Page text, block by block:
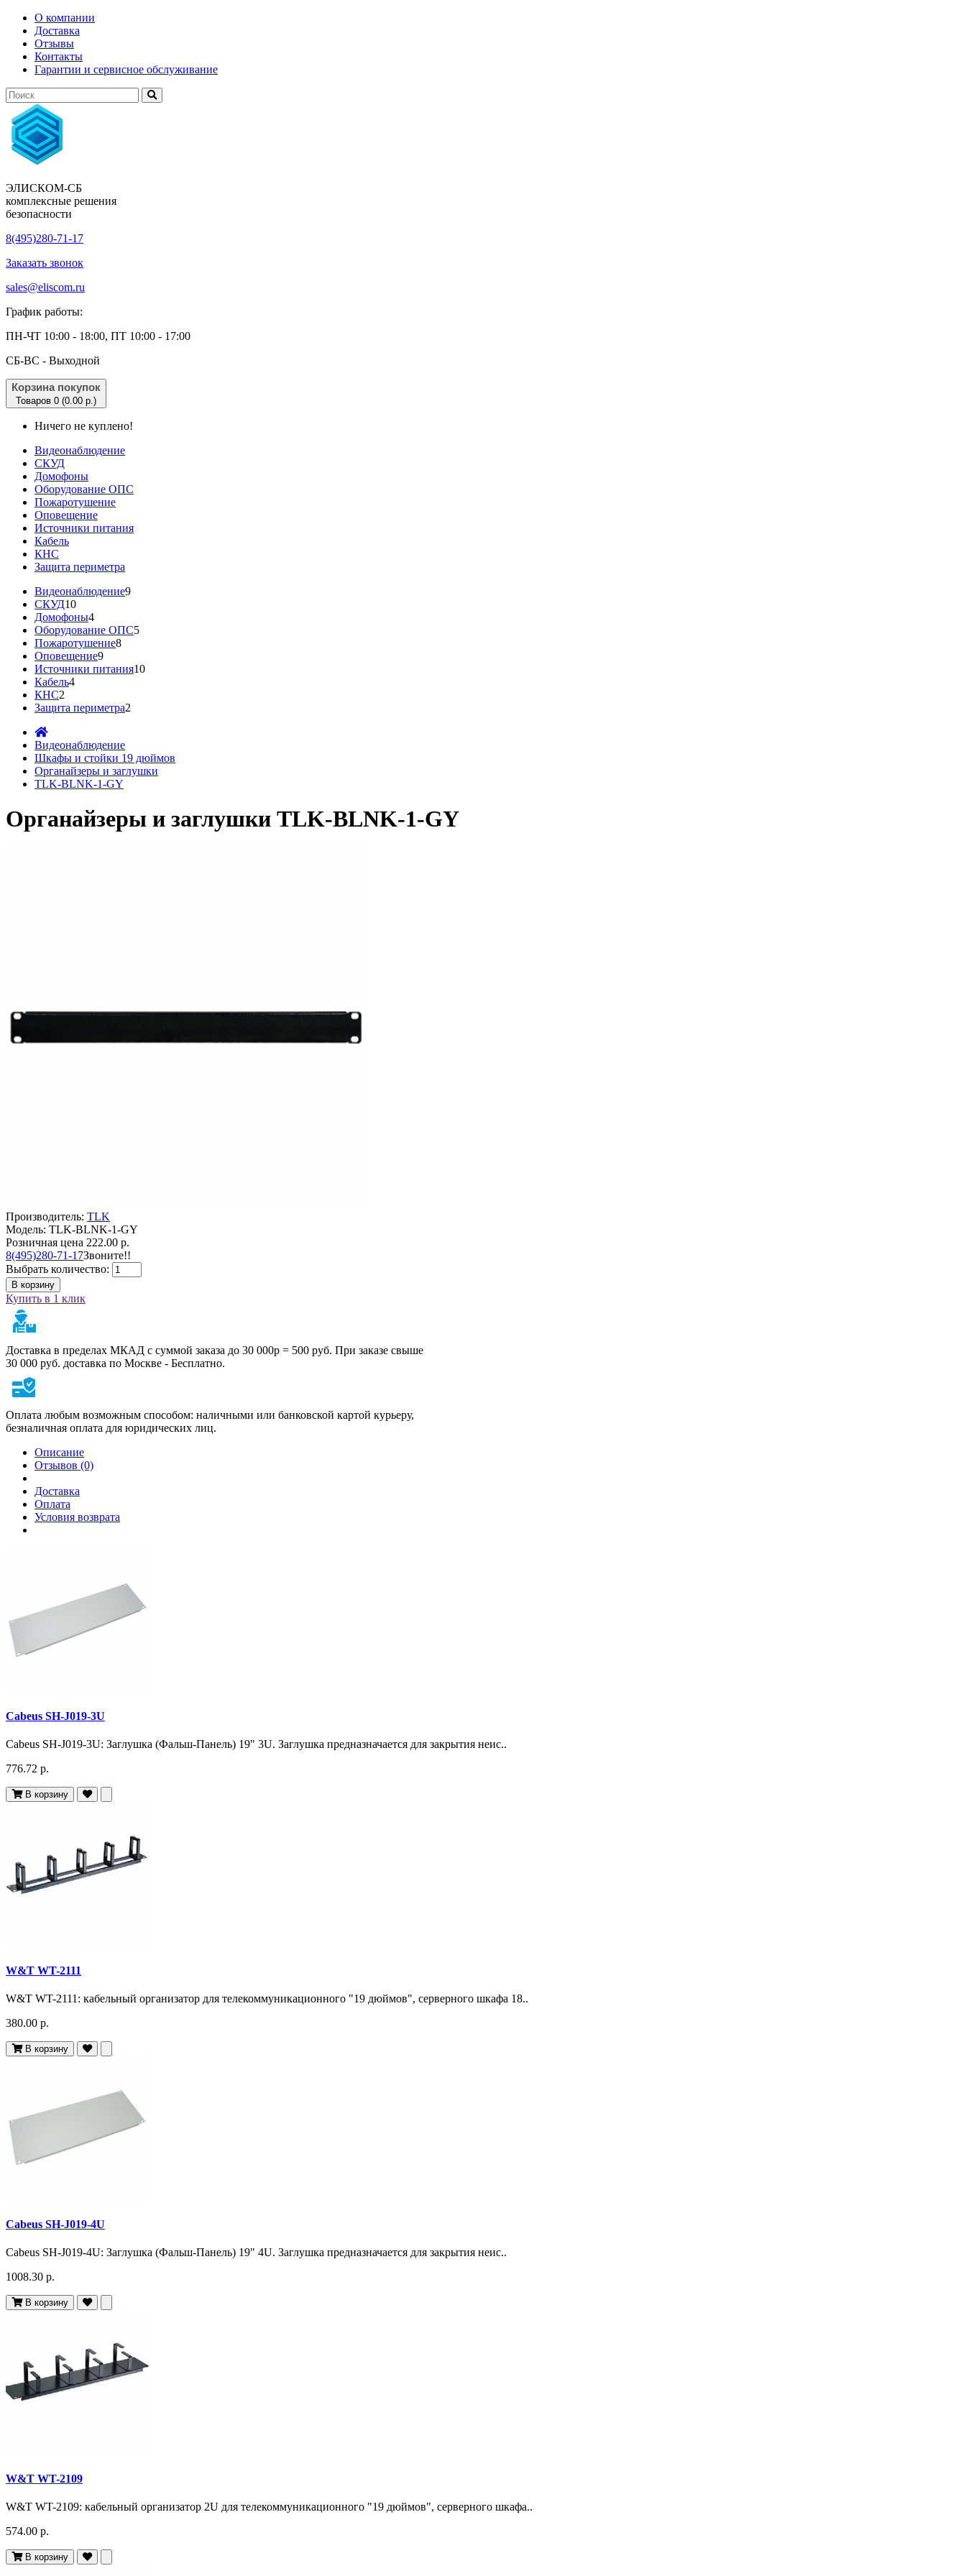
О компании
Доставка
Отзывы
Контакты
Гарантии и сервисное обслуживание
ЭЛИСКОМ-СБ
комплексные решения
безопасности
8(495)280-71-17
Заказать звонок
sales@eliscom.ru
График работы:
ПН-ЧТ 10:00 - 18:00, ПТ 10:00 - 17:00
CБ-ВС - Выходной
Корзина покупок
Товаров 0 (0.00 р.)
Ничего не куплено!
Видеонаблюдение
СКУД
Домофоны
Оборудование ОПС
Пожаротушение
Оповещение
Источники питания
Кабель
КНС
Защита периметра
Видеонаблюдение9
СКУД10
Домофоны4
Оборудование ОПС5
Пожаротушение8
Оповещение9
Источники питания10
Кабель4
КНС2
Защита периметра2
Видеонаблюдение
Шкафы и стойки 19 дюймов
Органайзеры и заглушки
TLK-BLNK-1-GY
Органайзеры и заглушки TLK-BLNK-1-GY
Производитель: TLK
Модель: TLK-BLNK-1-GY
Розничная цена 222.00 р.
8(495)280-71-17Звоните!!
Выбрать количество:
В корзину
Купить в 1 клик
Доставка в пределах МКАД с суммой заказа до 30 000р = 500 руб. При заказе свыше
30 000 руб. доставка по Москве - Бесплатно.
Оплата любым возможным способом: наличными или банковской картой курьеру,
безналичная оплата для юридических лиц.
Описание
Отзывов (0)
Доставка
Оплата
Условия возврата
Cabeus SH-J019-3U
Cabeus SH-J019-3U: Заглушка (Фальш-Панель) 19" 3U. Заглушка предназначается для закрытия неис..
776.72 р.
В корзину
W&T WT-2111
W&T WT-2111: кабельный организатор для телекоммуникационного "19 дюймов", серверного шкафа 18..
380.00 р.
В корзину
Cabeus SH-J019-4U
Cabeus SH-J019-4U: Заглушка (Фальш-Панель) 19" 4U. Заглушка предназначается для закрытия неис..
1008.30 р.
В корзину
W&T WT-2109
W&T WT-2109: кабельный организатор 2U для телекоммуникационного "19 дюймов", серверного шкафа..
574.00 р.
В корзину